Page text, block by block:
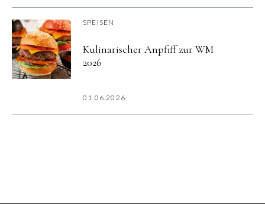
SPEISEN
Kulinarischer Anpfiff zur WM
2026
01.06.2026